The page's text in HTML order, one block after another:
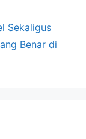
Sekaligus
Benar di